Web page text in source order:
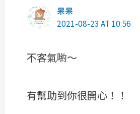
呆呆
2021-08-23 AT 10:56
不客氣喲～
有幫助到你很開心！！